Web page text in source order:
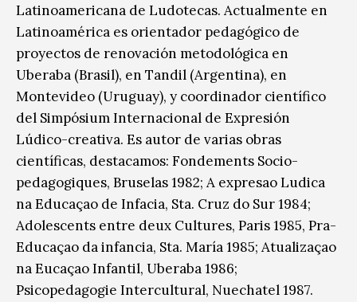
Latinoamericana de Ludotecas. Actualmente en
Latinoamérica es orientador pedagógico de
proyectos de renovación metodológica en
Uberaba (Brasil), en Tandil (Argentina), en
Montevideo (Uruguay), y coordinador científico
del Simpósium Internacional de Expresión
Lúdico-creativa. Es autor de varias obras
científicas, destacamos: Fondements Socio-
pedagogiques, Bruselas 1982; A expresao Ludica
na Educaçao de Infacia, Sta. Cruz do Sur 1984;
Adolescents entre deux Cultures, Paris 1985, Pra-
Educaçao da infancia, Sta. María 1985; Atualizaçao
na Eucaçao Infantil, Uberaba 1986;
Psicopedagogie Intercultural, Nuechatel 1987.